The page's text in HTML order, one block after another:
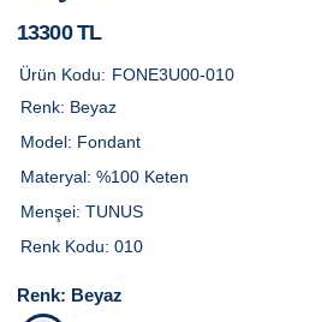
13300 TL
Ürün Kodu: FONE3U00-010
Renk: Beyaz
Model: Fondant
Materyal: %100 Keten
Menşei: TUNUS
Renk Kodu: 010
Renk: Beyaz